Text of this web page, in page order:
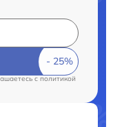
cполитикой